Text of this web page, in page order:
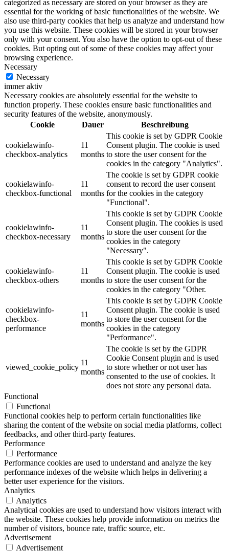
categorized as necessary are stored on your browser as they are
essential for the working of basic functionalities of the website. We
also use third-party cookies that help us analyze and understand how
you use this website. These cookies will be stored in your browser
only with your consent. You also have the option to opt-out of these
cookies. But opting out of some of these cookies may affect your
browsing experience.
Necessary
Necessary
immer aktiv
Necessary cookies are absolutely essential for the website to
function properly. These cookies ensure basic functionalities and
security features of the website, anonymously.
Cookie
Dauer Beschreibung
cookielawinfo-
checkbox-analytics
11
months
This cookie is set by GDPR Cookie
Consent plugin. The cookie is used
to store the user consent for the
cookies in the category "Analytics".
cookielawinfo-
checkbox-functional
11
months
The cookie is set by GDPR cookie
consent to record the user consent
for the cookies in the category
"Functional".
cookielawinfo-
checkbox-necessary
11
months
This cookie is set by GDPR Cookie
Consent plugin. The cookies is used
to store the user consent for the
cookies in the category
"Necessary".
cookielawinfo-
checkbox-others
11
months
This cookie is set by GDPR Cookie
Consent plugin. The cookie is used
to store the user consent for the
cookies in the category "Other.
cookielawinfo-
checkbox-
performance
11
months
This cookie is set by GDPR Cookie
Consent plugin. The cookie is used
to store the user consent for the
cookies in the category
"Performance".
viewed_cookie_policy
11
months
The cookie is set by the GDPR
Cookie Consent plugin and is used
to store whether or not user has
consented to the use of cookies. It
does not store any personal data.
Functional
Functional
Functional cookies help to perform certain functionalities like
sharing the content of the website on social media platforms, collect
feedbacks, and other third-party features.
Performance
Performance
Performance cookies are used to understand and analyze the key
performance indexes of the website which helps in delivering a
better user experience for the visitors.
Analytics
Analytics
Analytical cookies are used to understand how visitors interact with
the website. These cookies help provide information on metrics the
number of visitors, bounce rate, traffic source, etc.
Advertisement
Advertisement